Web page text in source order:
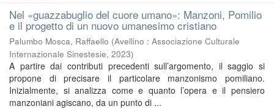
Nel «guazzabuglio del cuore umano»: Manzoni, Pomilio
e il progetto di un nuovo umanesimo cristiano
Palumbo Mosca, Raffaello (Avellino : Associazione Culturale
Internazionale Sinestesie, 2023)
A partire dai contributi precedenti sull’argomento, il saggio si
propone di precisare il particolare manzonismo pomiliano.
Inizialmente, si analizza come e quanto l’opera e il pensiero
manzoniani agiscano, da un punto di ...